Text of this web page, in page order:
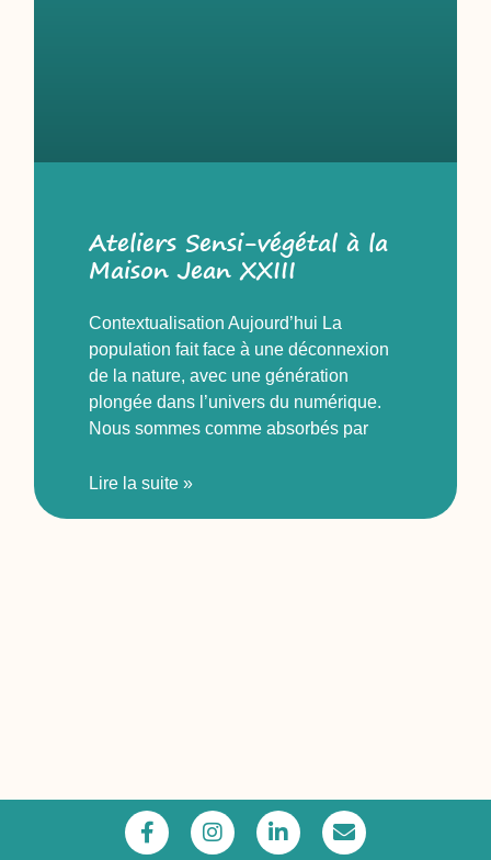
Ateliers Sensi-végétal à la
Maison Jean XXIII
Contextualisation Aujourd’hui La
population fait face à une déconnexion
de la nature, avec une génération
plongée dans l’univers du numérique.
Nous sommes comme absorbés par
Lire la suite »